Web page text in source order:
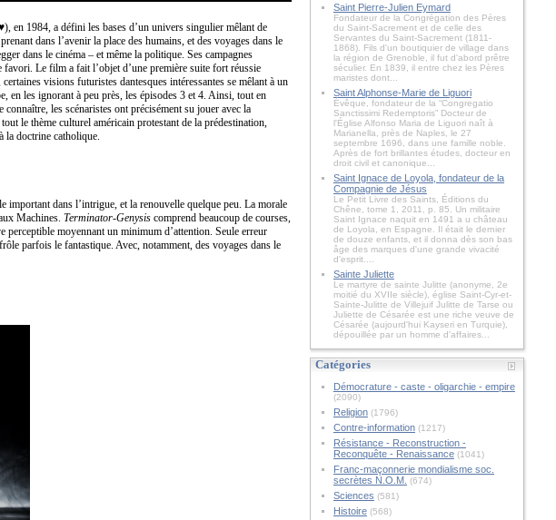
en 1984, a défini les bases d’un univers singulier mêlant de
dans l’avenir la place des humains, et des voyages dans le
dans le cinéma – et même la politique. Ses campagnes
Le film a fait l’objet d’une première suite fort réussie
visions futuristes dantesques intéressantes se mêlant à un
en les ignorant à peu près, les épisodes 3 et 4. Ainsi, tout en
les scénaristes ont précisément su jouer avec la
le thème culturel américain protestant de la prédestination,
la doctrine catholique.
important dans l’intrigue, et la renouvelle quelque peu. La morale
Machines.Terminator-Genysis comprend beaucoup de courses,
perceptible moyennant un minimum d’attention. Seule erreur
parfois le fantastique. Avec, notamment, des voyages dans le
Saint Pierre-Julien Eymard
Fondateur de la Congrégation des Pères
du Saint-Sacrement et de celle des
Servantes du Saint-Sacrement (1811-
1868). Fils d'un boutiquier de village dans
la région de Grenoble, il fut d'abord prêtre
séculier. En 1839, il entre chez les Pères
maristes dont...
Saint Alphonse-Marie de Liguori
Évêque, fondateur de la “Congregatio
Sanctissimi Redemptoris” Docteur de
l'Église Alfonso Maria de Liguori naît à
Marianella, près de Naples, le 27
septembre 1696, dans une famille noble.
Après de fort brillantes études, docteur en
droit civil et canonique...
Saint Ignace de Loyola, fondateur de la
Compagnie de Jésus
Le Petit Livre des Saints, Éditions du
Chêne, tome 1, 2011, p. 85. Un militaire
Saint Ignace naquit en 1491 a u château
de Loyola, en Espagne. Il était le dernier
de douze enfants, et il donna dès son bas
âge des marques d'une grande vivacité
d'esprit....
Sainte Juliette
Le martyre de sainte Julitte (anonyme, 2e
moitié du XVIIe siècle), église Saint-Cyr-et-
Sainte-Julitte de Villejuif Julitte de Tarse ou
Juliette de Césarée est une riche veuve de
Césarée (aujourd'hui Kayseri en Turquie),
dépouillée par un homme d'affaires...
Catégories
Démocrature - caste - oligarchie - empire
(2090)
Religion(1796)
Contre-information(1217)
Résistance - Reconstruction -
Reconquête - Renaissance(1041)
Franc-maçonnerie mondialisme soc.
secrètes N.O.M. (674)
Sciences (581)
Histoire(568)